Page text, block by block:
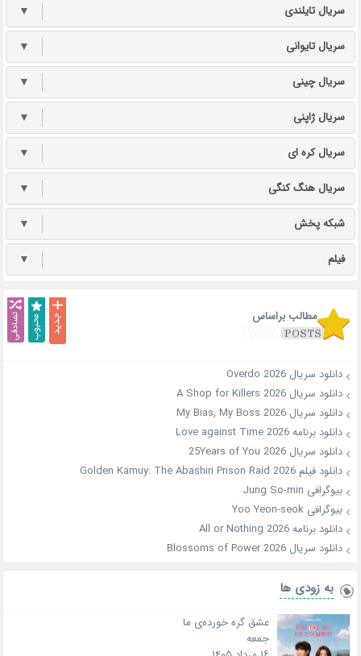
سریال تایلندی ▼
سریال تایوانی ▼
سریال چینی ▼
سریال ژاپنی ▼
سریال کره ای ▼
سریال هنگ کنگی ▼
شبکه پخش ▼
فیلم ▼
مطالب براساس
دانلود سریال Overdo 2026
دانلود سریال A Shop for Killers 2026
دانلود سریال My Bias, My Boss 2026
دانلود برنامه Love against Time 2026
دانلود سریال 25Years of You 2026
دانلود فیلم Golden Kamuy: The Abashiri Prison Raid 2026
بیوگرافی Jung So-min
بیوگرافی Yoo Yeon-seok
دانلود برنامه All or Nothing 2026
دانلود سریال Blossoms of Power 2026
به زودی ها
عشق گره خورده‌ی ما
جمعه